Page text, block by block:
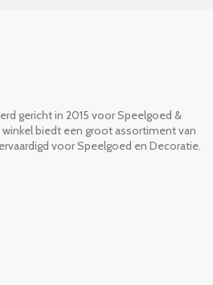
gericht in 2015 voor Speelgoed &
biedt een groot assortiment van
voor Speelgoed en Decoratie.